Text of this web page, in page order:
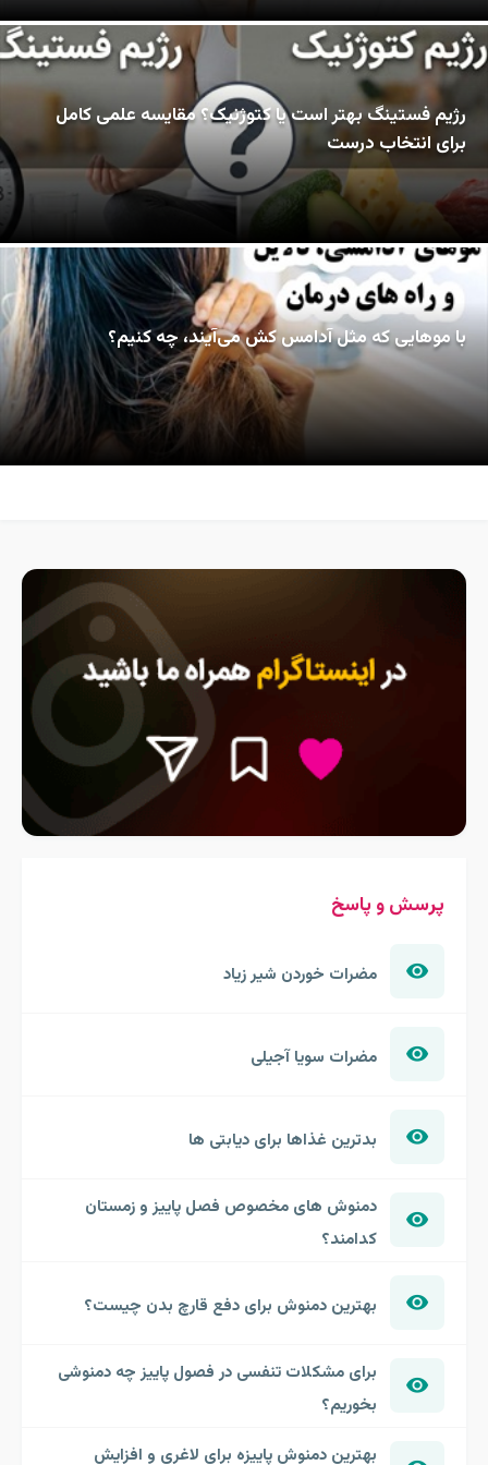
رژیم فستینگ بهتر است یا کتوژنیک؟ مقایسه علمی کامل
برای انتخاب درست
با موهایی که مثل آدامس کش می‌آیند، چه کنیم؟
پرسش و پاسخ
مضرات خوردن شیر زیاد
مضرات سویا آجیلی
بدترین غذاها برای دیابتی ها
دمنوش های مخصوص فصل پاییز و زمستان
کدامند؟
بهترین دمنوش برای دفع قارچ بدن چیست؟
برای مشکلات تنفسی در فصول پاییز چه دمنوشی
بخوریم؟
بهترین دمنوش پاییزه برای لاغری و افزایش